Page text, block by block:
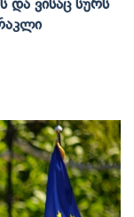
Და Ვისაც Სურს